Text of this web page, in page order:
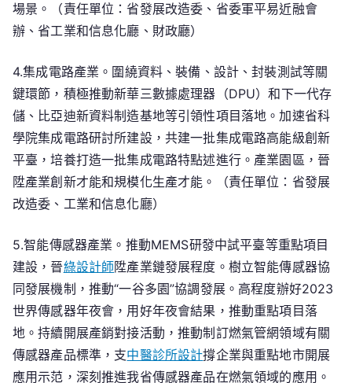
場景。（責任單位：省發展改造委、省委軍平易近融會
辦、省工業和信息化廳、財政廳）
4.集成電路產業。圍繞資料、裝備、設計、封裝測試等關
鍵環節，積極推動新華三數據處理器（DPU）和下一代存
儲、比亞迪新資料制造基地等引領性項目落地。加速省科
學院集成電路研討所建設，共建一批集成電路高能級創新
平臺，培養打造一批集成電路特點述進行。產業園區，晉
陞產業創新才能和規模化生產才能。（責任單位：省發展
改造委、工業和信息化廳）
5.智能傳感器產業。推動MEMS研發中試平臺等重點項目
建設，晉綠設計師陞產業鏈發展程度。樹立智能傳感器協
同發展機制，推動“一谷多園”協調發展。高程度辦好2023
世界傳感器年夜會，用好年夜會結果，推動重點項目落
地。持續開展產銷對接活動，推動制訂燃氣管網領域有關
傳感器產品標準，支中醫診所設計撐企業與重點地市開展
應用示范，深刻推進我省傳感器產品在燃氣領域的應用。